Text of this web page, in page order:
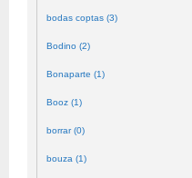
bodas coptas (3)
Bodino (2)
Bonaparte (1)
Booz (1)
borrar (0)
bouza (1)